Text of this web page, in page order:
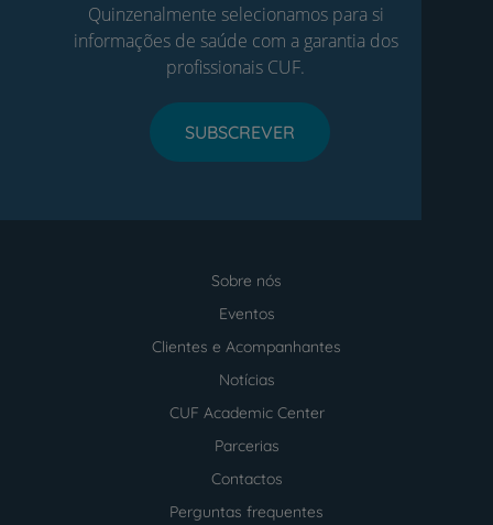
Quinzenalmente selecionamos para si
informações de saúde com a garantia dos
profissionais CUF.
SUBSCREVER
Sobre nós
Eventos
Clientes e Acompanhantes
Notícias
CUF Academic Center
Parcerias
Contactos
Perguntas frequentes